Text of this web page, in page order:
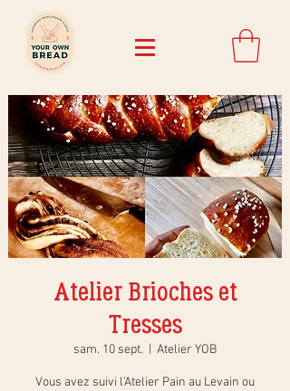
Atelier Brioches et
Tresses
sam. 10 sept. Atelier YOB
Vous avez suivi l’Atelier Pain au Levain ou